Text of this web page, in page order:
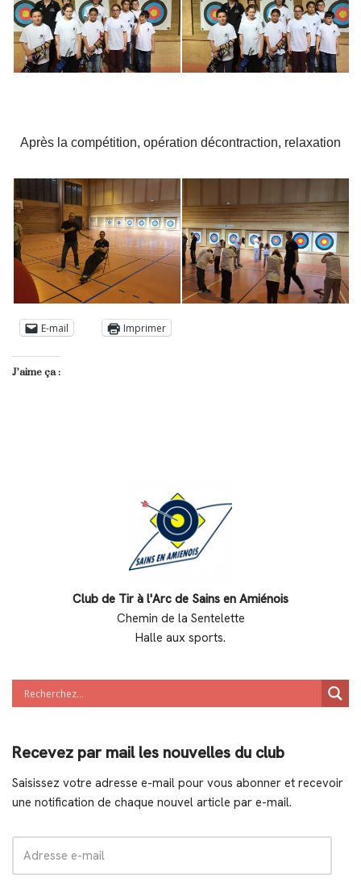
Après la compétition, opération décontraction, relaxation
E-mail Imprimer
J’aime ça :
Club de Tir à l'Arc de Sains en Amiénois
Chemin de la Sentelette
Halle aux sports.
Recevez par mail les nouvelles du club
Saisissez votre adresse e-mail pour vous abonner et recevoir
une notification de chaque nouvel article par e-mail.